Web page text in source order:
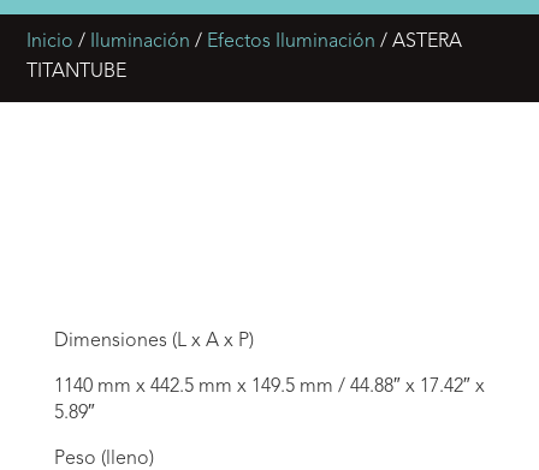
Inicio / Iluminación / Efectos Iluminación / ASTERA
TITANTUBE
Dimensiones (L x A x P)
1140 mm x 442.5 mm x 149.5 mm / 44.88″ x 17.42″ x
5.89″
Peso (lleno)